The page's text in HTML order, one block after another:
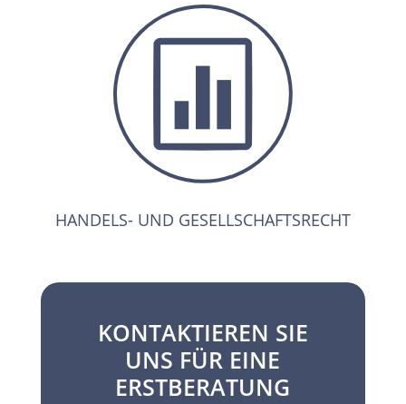
HANDELS- UND GESELLSCHAFTSRECHT
KONTAKTIEREN SIE
UNS FÜR EINE
ERSTBERATUNG